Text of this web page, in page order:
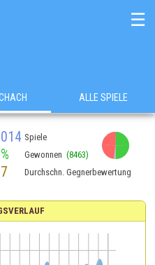
☰
ALLE SPIELE
Spiele
Gewonnen (8463)
Durchschn. Gegnerbewertung